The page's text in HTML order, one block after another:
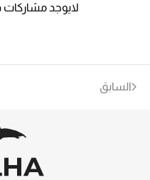
لايوجد
السابق